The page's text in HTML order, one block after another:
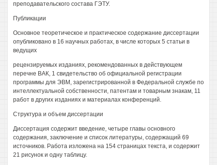
преподавательского состава ГЭТУ.
Публикации
Основное теоретическое и практическое содержание диссертации
опубликовано в 16 научных работах, в числе которых 5 статьи в
ведущих
рецензируемых изданиях, рекомендованных в действующем
перечне ВАК, 1 свидетельство об официальной регистрации
программы для ЭВМ, зарегистрированной в Федеральной службе по
интеллектуальной собственности, патентам и товарным знакам, 11
работ в других изданиях и материалах конференций.
Структура и объем диссертации
Диссертация содержит введение, четыре главы основного
содержания, заключение и список литературы, содержащий 69
источников. Работа изложена на 154 страницах текста, и содержит
21 рисунок и одну таблицу.